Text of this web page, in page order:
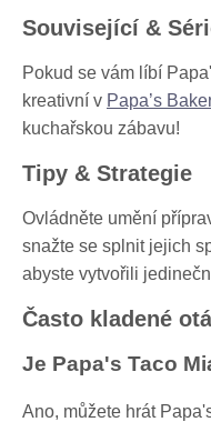
Související &
Pokud se vám líbí
kreativní v Papa’s
kuchařskou zábavu!
Tipy & Strategie
Ovládněte umění
snažte se splnit jejich
abyste vytvořili
Často kladené
Je Papa's Taco
Ano, můžete hrát